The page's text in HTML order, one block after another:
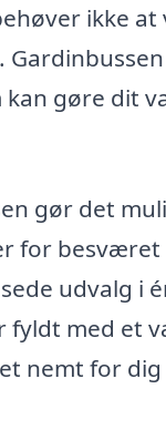
ikke
gøre dit
gør det
for
udvalg i
med et
nemt for